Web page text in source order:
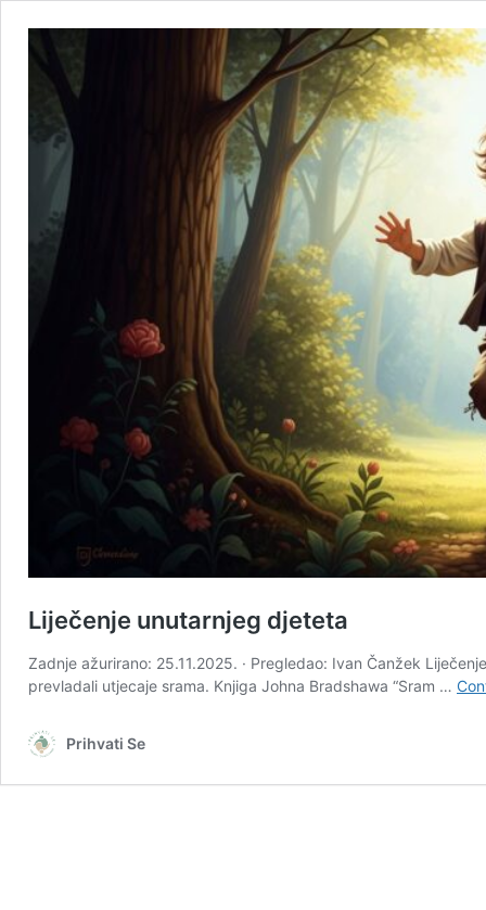
Liječenje unutarnjeg djeteta
Zadnje ažurirano: 25.11.2025. · Pregledao: Ivan Čanžek
prevladali utjecaje srama. Knjiga Johna Bradshawa “Sram …
Prihvati Se